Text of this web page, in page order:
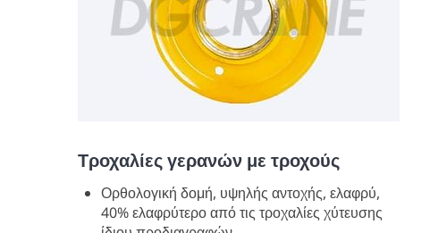
Τροχαλίες γερανών με τροχούς
Ορθολογική δομή, υψηλής αντοχής, ελαφρύ,
40% ελαφρύτερο από τις τροχαλίες χύτευσης